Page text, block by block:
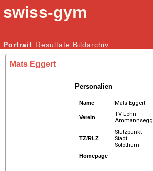
swiss-gym
Kunstturnen Männer | Kunstturnen Frauen
Portrait Resultate Bildarchiv
Mats Eggert
Personalien
Name Mats Eggert
Verein
TV Lohn-
Ammannsegg
TZ/RLZ
Stützpunkt
Stadt
Solothurn
Homepage